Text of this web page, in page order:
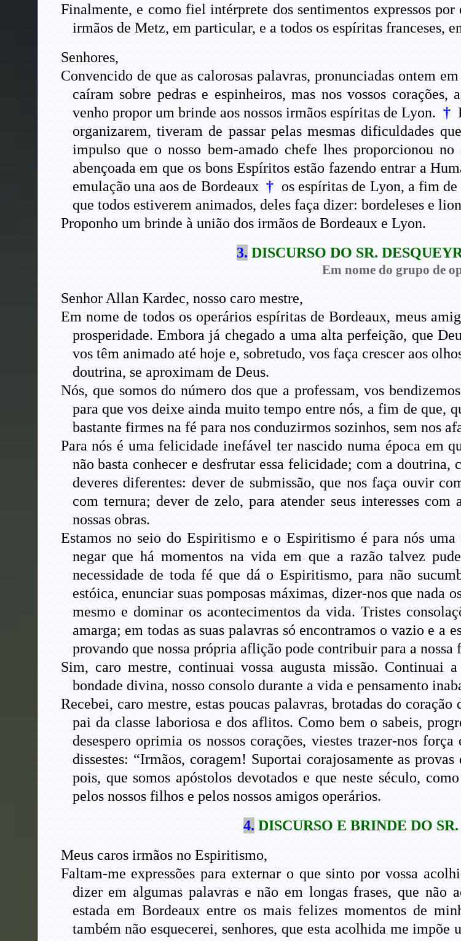
Finalmente, e como fiel intérprete dos sentimentos expressos
irmãos de Metz, em particular, e a todos os espíritas franceses,
Senhores,
Convencido de que as calorosas palavras, pronunciadas ontem
caíram sobre pedras e espinheiros, mas nos vossos
venho propor um brinde aos nossos irmãos espíritas de Lyon. †
organizarem, tiveram de passar pelas mesmas dificuldades
impulso que o nosso bem-amado chefe lhes proporcionou no
abençoada em que os bons Espíritos estão fazendo entrar a
emulação una aos de Bordeaux † os espíritas de Lyon, a fim de
que todos estiverem animados, deles faça dizer: bordeleses e
Proponho um brinde à união dos irmãos de Bordeaux e Lyon.
3. DISCURSO DO SR.
Em nome do grupo de
Senhor Allan Kardec, nosso caro mestre,
Em nome de todos os operários espíritas de Bordeaux, meus
prosperidade. Embora já chegado a uma alta perfeição, que
vos têm animado até hoje e, sobretudo, vos faça crescer aos
doutrina, se aproximam de Deus.
Nós, que somos do número dos que a professam, vos
para que vos deixe ainda muito tempo entre nós, a fim de que,
bastante firmes na fé para nos conduzirmos sozinhos, sem nos
Para nós é uma felicidade inefável ter nascido numa época em
não basta conhecer e desfrutar essa felicidade; com a
deveres diferentes: dever de submissão, que nos faça ouvir
com ternura; dever de zelo, para atender seus interesses
nossas obras.
Estamos no seio do Espiritismo e o Espiritismo é para nós uma
negar que há momentos na vida em que a razão talvez
necessidade de toda fé que dá o Espiritismo, para não
estóica, enunciar suas pomposas máximas, dizer-nos que nada
mesmo e dominar os acontecimentos da vida. Tristes
amarga; em todas as suas palavras só encontramos o vazio e
provando que nossa própria aflição pode contribuir para a nossa
Sim, caro mestre, continuai vossa augusta missão. Continuai
bondade divina, nosso consolo durante a vida e pensamento
Recebei, caro mestre, estas poucas palavras, brotadas do
pai da classe laboriosa e dos aflitos. Como bem o sabeis,
desespero oprimia os nossos corações, viestes trazer-nos
dissestes: “Irmãos, coragem! Suportai corajosamente as
pois, que somos apóstolos devotados e que neste século,
pelos nossos filhos e pelos nossos amigos operários.
4. DISCURSO E BRINDE DO
Meus caros irmãos no Espiritismo,
Faltam-me expressões para externar o que sinto por vossa
dizer em algumas palavras e não em longas frases, que não
estada em Bordeaux entre os mais felizes momentos de
também não esquecerei, senhores, que esta acolhida me